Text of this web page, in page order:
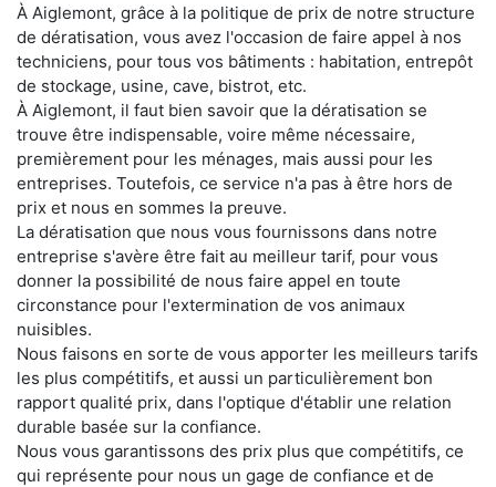
À Aiglemont, grâce à la politique de prix de notre structure
de dératisation, vous avez l'occasion de faire appel à nos
techniciens, pour tous vos bâtiments : habitation, entrepôt
de stockage, usine, cave, bistrot, etc.
À Aiglemont, il faut bien savoir que la dératisation se
trouve être indispensable, voire même nécessaire,
premièrement pour les ménages, mais aussi pour les
entreprises. Toutefois, ce service n'a pas à être hors de
prix et nous en sommes la preuve.
La dératisation que nous vous fournissons dans notre
entreprise s'avère être fait au meilleur tarif, pour vous
donner la possibilité de nous faire appel en toute
circonstance pour l'extermination de vos animaux
nuisibles.
Nous faisons en sorte de vous apporter les meilleurs tarifs
les plus compétitifs, et aussi un particulièrement bon
rapport qualité prix, dans l'optique d'établir une relation
durable basée sur la confiance.
Nous vous garantissons des prix plus que compétitifs, ce
qui représente pour nous un gage de confiance et de